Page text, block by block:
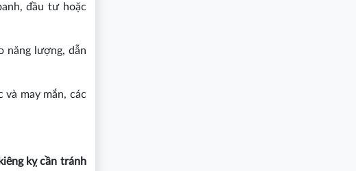
đầu tư hoặc
năng lượng, dẫn
may mắn, các
kỵ cần tránh